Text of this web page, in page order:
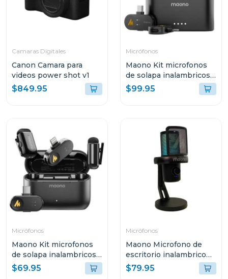
Camaras Digitales
Canon Camara para
videos power shot v1
$849.95
Micrófonos
Maono Kit microfonos
de solapa inalambricos
wave t5
$99.95
Micrófonos
Maono Kit microfonos
de solapa inalambricos
wave t1 mini
$69.95
Micrófonos
Maono Microfono de
escritorio inalambrico
gamer dm40
$79.95